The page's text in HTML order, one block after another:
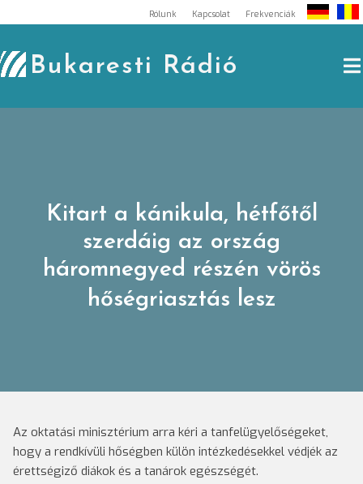
to
content
Rólunk Kapcsolat Frekvenciák
Bukaresti Rádió
Kitart a kánikula, hétfőtől
szerdáig az ország
háromnegyed részén vörös
hőségriasztás lesz
Az oktatási minisztérium arra kéri a tanfelügyelőségeket,
hogy a rendkívüli hőségben külön intézkedésekkel védjék az
érettségiző diákok és a tanárok egészségét.